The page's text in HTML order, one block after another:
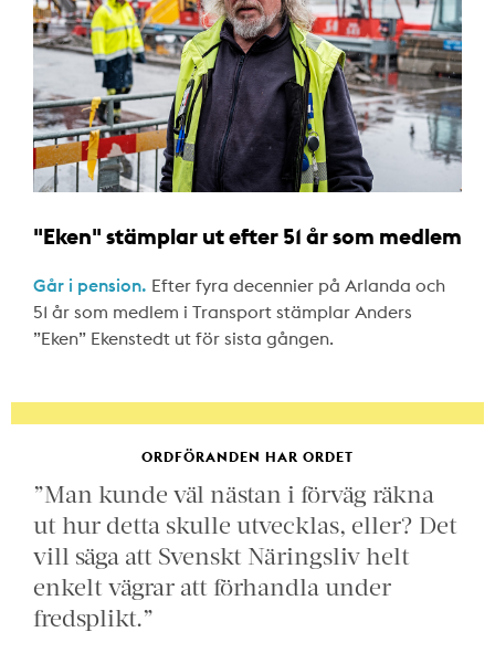
"Eken" stämplar ut efter 51 år som medlem
Går i pension. Efter fyra decennier på Arlanda och
51 år som medlem i Transport stämplar Anders
”Eken” Ekenstedt ut för sista gången.
ORDFÖRANDEN HAR ORDET
”Man kunde väl nästan i förväg räkna
ut hur detta skulle utvecklas, eller? Det
vill säga att Svenskt Näringsliv helt
enkelt vägrar att förhandla under
fredsplikt.”